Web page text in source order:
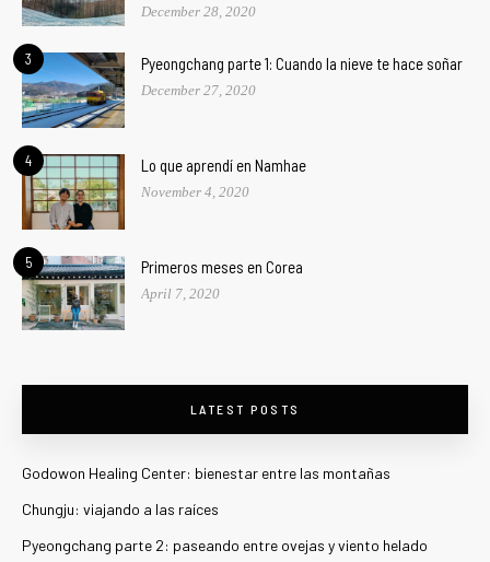
December 28, 2020
3 Pyeongchang parte 1: Cuando la nieve te hace soñar
December 27, 2020
4 Lo que aprendí en Namhae
November 4, 2020
5 Primeros meses en Corea
April 7, 2020
LATEST POSTS
Godowon Healing Center: bienestar entre las montañas
Chungju: viajando a las raíces
Pyeongchang parte 2: paseando entre ovejas y viento helado